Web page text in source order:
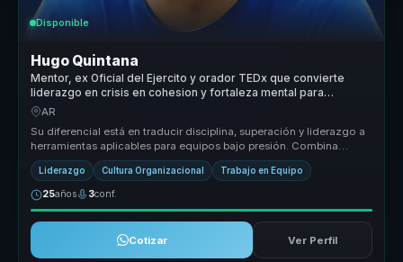
Disponible
Hugo Quintana
Mentor, ex Oficial del Ejercito y orador TEDx que convierte
liderazgo en crisis en cohesion y fortaleza mental para
equipos.
AR
Su diferencial está en traducir disciplina, superación y liderazgo a
herramientas aplicables para equipos bajo presión. Combina
autoridad...
Liderazgo Cultura Organizacional Trabajo en Equipo
25años 3conf.
Cotizar Ver Perfil